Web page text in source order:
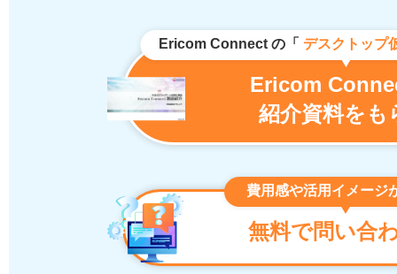
Ericom Connect の「 デスクトップ
Ericom
紹介資料をも
費用感や活用イメージ
無料で問い合